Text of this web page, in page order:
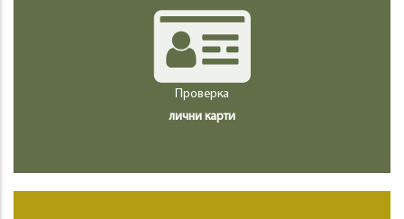
Проверка
лични карти